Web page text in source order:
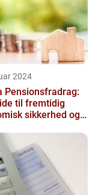
2024
Pensionsfradrag:
til fremtidig
sikkerhed og